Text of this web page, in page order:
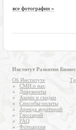
все фотографии »
Институт Развития
Об Институте
СМИ о нас
Документы
Акции и скидки
Способы оплаты
Аренда аудиторий
Глоссарий
FAQ
Фотоархив